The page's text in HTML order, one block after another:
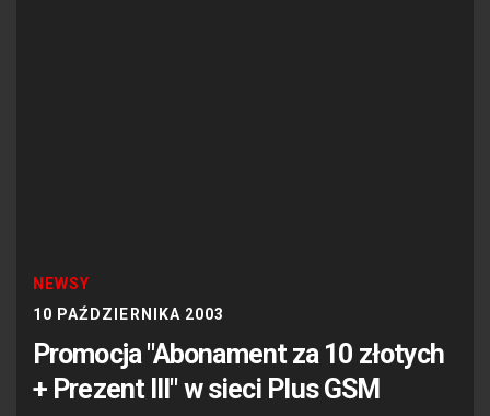
NEWSY
10 PAŹDZIERNIKA 2003
Promocja "Abonament za 10 złotych
+ Prezent III" w sieci Plus GSM